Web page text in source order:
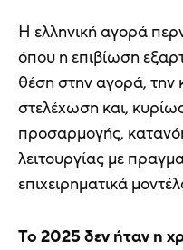
Η ελληνική αγορά
όπου η επιβίωση
θέση στην αγορά, την
στελέχωση και,
προσαρμογής,
λειτουργίας με
επιχειρηματικά
Το 2025 δεν ήταν η